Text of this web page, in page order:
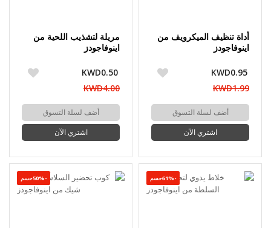
أداة تنظيف الميكرويف من
اينوفاجودز
KWD0.95
KWD1.99
أضف لسلة التسوق
اشتري الآن
مريلة لتشذيب اللحية من
اينوفاجودز
KWD0.50
KWD4.00
أضف لسلة التسوق
اشتري الآن
-61%حسم -50%حسم